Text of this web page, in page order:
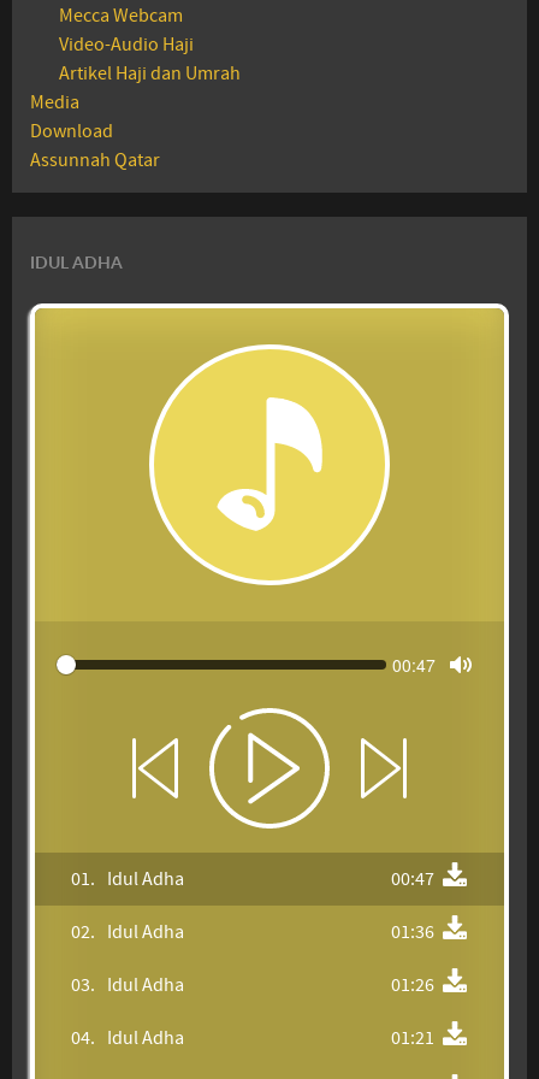
Mecca Webcam
Video-Audio Haji
Artikel Haji dan Umrah
Media
Download
Assunnah Qatar
IDUL ADHA
Seek Current
00:47
01. Idul Adha 00:47
02. Idul Adha 01:36
03. Idul Adha 01:26
04. Idul Adha 01:21